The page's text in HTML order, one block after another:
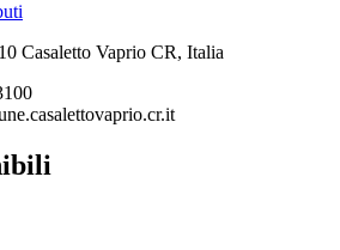
Casaletto Vaprio CR, Italia